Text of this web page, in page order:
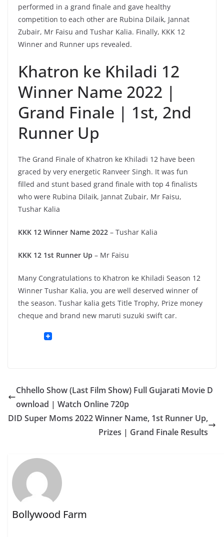
performed in a grand finale and gave healthy
competition to each other are Rubina Dilaik, Jannat
Zubair, Mr Faisu and Tushar Kalia. Finally, KKK 12
Winner and Runner ups revealed.
Khatron ke Khiladi 12
Winner Name 2022 |
Grand Finale | 1st, 2nd
Runner Up
The Grand Finale of Khatron ke Khiladi 12 have been
graced by very energetic Ranveer Singh. It was fun
filled and stunt based grand finale with top 4 finalists
who were Rubina Dilaik, Jannat Zubair, Mr Faisu,
Tushar Kalia
KKK 12 Winner Name 2022 – Tushar Kalia
KKK 12 1st Runner Up – Mr Faisu
Many Congratulations to Khatron ke Khiladi Season 12
Winner Tushar Kalia, you are well deserved winner of
the season. Tushar kalia gets Title Trophy, Prize money
cheque and brand new maruti suzuki swift car.
Chhello Show (Last Film Show) Full Gujarati Movie D
ownload | Watch Online 720p
DID Super Moms 2022 Winner Name, 1st Runner Up,
Prizes | Grand Finale Results
Bollywood Farm